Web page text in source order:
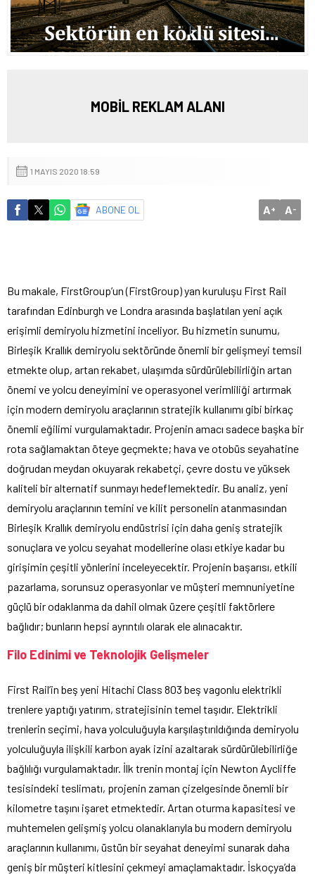
MOBİL REKLAM ALANI
1 MAYIS 2020 18:59
ABONE OL A+ A-
Bu makale, FirstGroup’un (FirstGroup) yan kuruluşu First Rail
tarafından Edinburgh ve Londra arasında başlatılan yeni açık
erişimli demiryolu hizmetini inceliyor. Bu hizmetin sunumu,
Birleşik Krallık demiryolu sektöründe önemli bir gelişmeyi temsil
etmekte olup, artan rekabet, ulaşımda sürdürülebilirliğin artan
önemi ve yolcu deneyimini ve operasyonel verimliliği artırmak
için modern demiryolu araçlarının stratejik kullanımı gibi birkaç
önemli eğilimi vurgulamaktadır. Projenin amacı sadece başka bir
rota sağlamaktan öteye geçmekte; hava ve otobüs seyahatine
doğrudan meydan okuyarak rekabetçi, çevre dostu ve yüksek
kaliteli bir alternatif sunmayı hedeflemektedir. Bu analiz, yeni
demiryolu araçlarının temini ve kilit personelin atanmasından
Birleşik Krallık demiryolu endüstrisi için daha geniş stratejik
sonuçlara ve yolcu seyahat modellerine olası etkiye kadar bu
girişimin çeşitli yönlerini inceleyecektir. Projenin başarısı, etkili
pazarlama, sorunsuz operasyonlar ve müşteri memnuniyetine
güçlü bir odaklanma da dahil olmak üzere çeşitli faktörlere
bağlıdır; bunların hepsi ayrıntılı olarak ele alınacaktır.
Filo Edinimi ve Teknolojik Gelişmeler
First Rail’in beş yeni Hitachi Class 803 beş vagonlu elektrikli
trenlere yaptığı yatırım, stratejisinin temel taşıdır. Elektrikli
trenlerin seçimi, hava yolculuğuyla karşılaştırıldığında demiryolu
yolculuğuyla ilişkili karbon ayak izini azaltarak sürdürülebilirliğe
bağlılığı vurgulamaktadır. İlk trenin montaj için Newton Aycliffe
tesisindeki teslimatı, projenin zaman çizelgesinde önemli bir
kilometre taşını işaret etmektedir. Artan oturma kapasitesi ve
muhtemelen gelişmiş yolcu olanaklarıyla bu modern demiryolu
araçlarının kullanımı, üstün bir seyahat deneyimi sunarak daha
geniş bir müşteri kitlesini çekmeyi amaçlamaktadır. İskoçya’da